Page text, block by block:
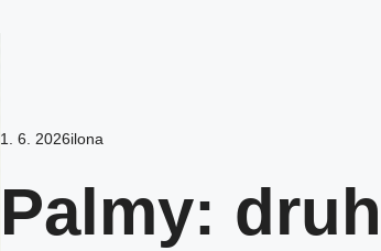
1. 6. 2026ilona
Palmy: